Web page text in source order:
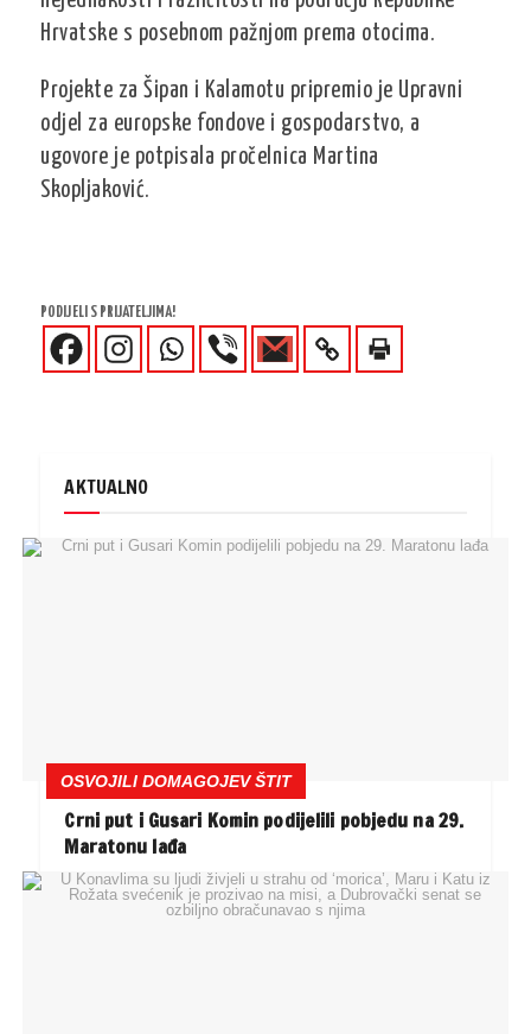
Hrvatske s posebnom pažnjom prema otocima.
Projekte za Šipan i Kalamotu pripremio je Upravni
odjel za europske fondove i gospodarstvo, a
ugovore je potpisala pročelnica Martina
Skopljaković.
PODIJELI S PRIJATELJIMA!
AKTUALNO
OSVOJILI DOMAGOJEV ŠTIT
Crni put i Gusari Komin podijelili pobjedu na 29.
Maratonu lađa